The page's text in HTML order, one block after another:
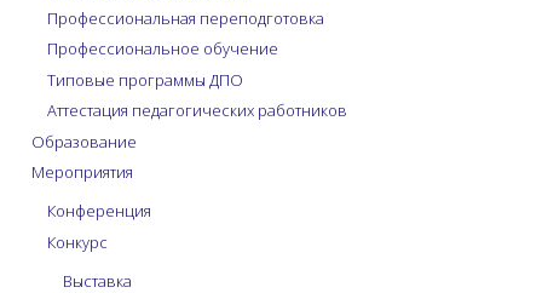
Профессиональная переподготовка
Профессиональное обучение
Типовые программы ДПО
Аттестация педагогических работников
Образование
Мероприятия
Конференция
Конкурс
Выставка